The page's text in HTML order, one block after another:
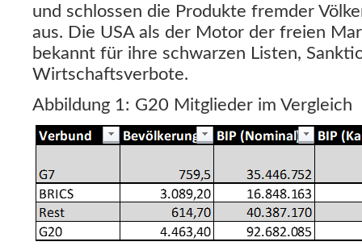
und schlossen die Produkte fremder
aus. Die USA als der Motor der freien
bekannt für ihre schwarzen Listen,
Wirtschaftsverbote.
Abbildung 1: G20 Mitglieder im Vergleich